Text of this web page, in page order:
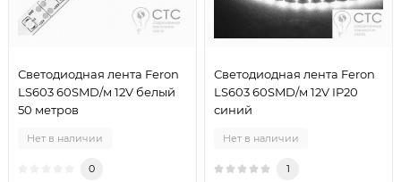
Светодиодная лента Feron
LS603 60SMD/м 12V белый
50 метров
Нет в наличии
0
Светодиодная лента Feron
LS603 60SMD/м 12V IP20
синий
Нет в наличии
1